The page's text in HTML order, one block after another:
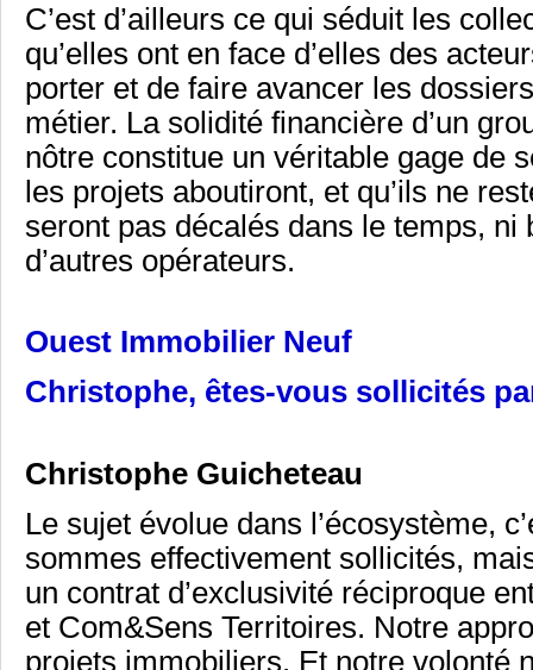
C’est d’ailleurs ce qui séduit les
qu’elles ont en face d’elles des
porter et de faire avancer les
métier. La solidité financière d’un
nôtre constitue un véritable gage de
les projets aboutiront, et qu’ils ne
seront pas décalés dans le temps, ni
d’autres opérateurs.
Ouest Immobilier Neuf
Christophe, êtes-vous sollicités
Christophe Guicheteau
Le sujet évolue dans l’écosystème,
sommes effectivement sollicités,
un contrat d’exclusivité réciproque
et Com&Sens Territoires. Notre
projets immobiliers. Et notre volonté